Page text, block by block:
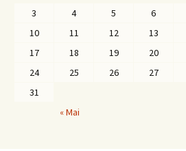
3
4 5 6
10
11 12 13
17
18 19 20
24
25 26 27
31
« Mai